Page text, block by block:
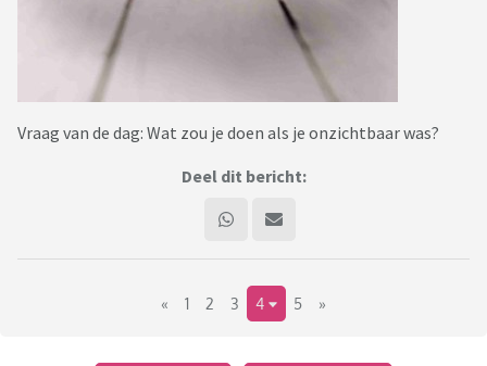
Vraag van de dag: Wat zou je doen als je onzichtbaar was?
Deel dit bericht:
« 1 2 3 4 5 »